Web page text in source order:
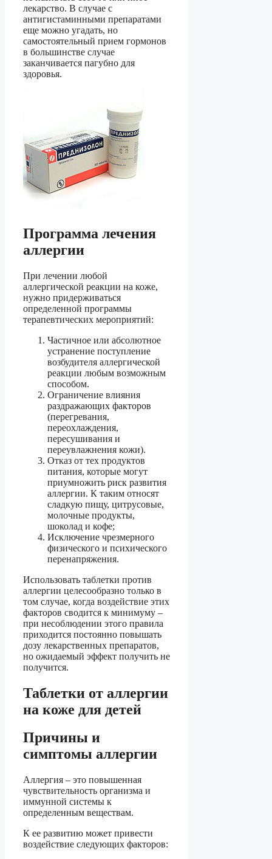
лекарство. В случае с
антигистаминными препаратами
еще можно угадать, но
самостоятельный прием гормонов
в большинстве случае
заканчивается пагубно для
здоровья.
Программа лечения
аллергии
При лечении любой
аллергической реакции на коже,
нужно придерживаться
определенной программы
терапевтических мероприятий:
Частичное или абсолютное
устранение поступление
возбудителя аллергической
реакции любым возможным
способом.
Ограничение влияния
раздражающих факторов
(перегревания,
переохлаждения,
пересушивания и
переувлажнения кожи).
Отказ от тех продуктов
питания, которые могут
приумножить риск развития
аллергии. К таким относят
сладкую пищу, цитрусовые,
молочные продукты,
шоколад и кофе;
Исключение чрезмерного
физического и психического
перенапряжения.
Использовать таблетки против
аллергии целесообразно только в
том случае, когда воздействие этих
факторов сводится к минимуму –
при несоблюдении этого правила
приходится постоянно повышать
дозу лекарственных препаратов,
но ожидаемый эффект получить не
получится.
Таблетки от аллергии
на коже для детей
Причины и
симптомы аллергии
Аллергия – это повышенная
чувствительность организма и
иммунной системы к
определенным веществам.
К ее развитию может привести
воздействие следующих факторов: